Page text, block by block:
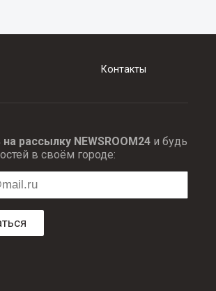
Контакты
рассылку NEWSROOM24и будь
в своём городе: